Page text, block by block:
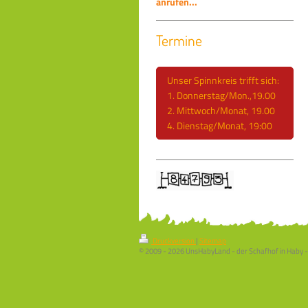
Termine
Unser Spinnkreis trifft sich:
1. Donnerstag/Mon.,19.00
2. Mittwoch/Monat, 19.00
4. Dienstag/Monat, 19:00
Druckversion |Sitemap
© 2009 - 2026 UnsHabyLand - der Schafhof in